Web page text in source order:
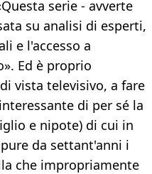
serie - avverte
su analisi di esperti,
e l'accesso a
Ed è proprio
vista televisivo, a fare
di per sé la
e nipote) di cui in
da settant'anni i
che impropriamente